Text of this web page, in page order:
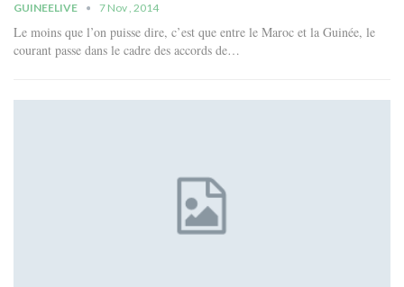
GUINEELIVE 7 Nov , 2014
Le moins que l’on puisse dire, c’est que entre le Maroc et la Guinée, le
courant passe dans le cadre des accords de…